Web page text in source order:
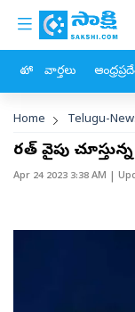
Skip to main content
custom menu
హోం వార్తలు
Home Telugu-
భారత్‌ వైపు
Apr 24 2023 3:38 AM |